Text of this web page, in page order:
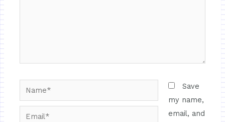
Save
my name,
email, and